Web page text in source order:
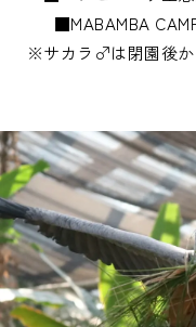
■MABAMBA
※サカラ♂は閉園後か